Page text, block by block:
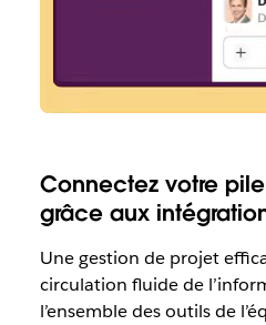
Connectez votre
grâce aux
Une gestion de projet
circulation fluide de
l’ensemble des outils de